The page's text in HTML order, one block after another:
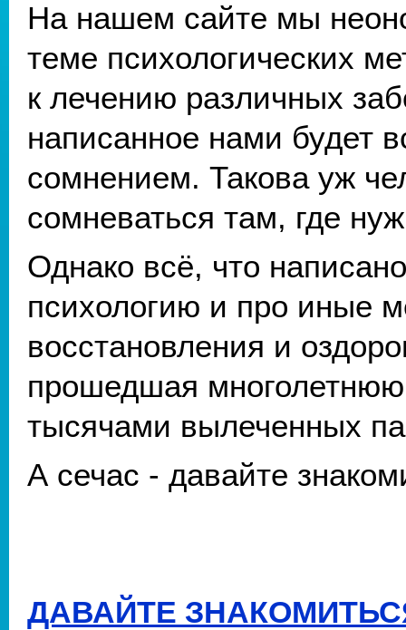
На нашем сайте мы
теме психологических
к лечению различных
написанное нами будет
сомнением. Такова уж
сомневаться там, где
Однако всё, что
психологию и про иные
восстановления и
прошедшая многолетнюю
тысячами вылеченных
А сечас - давайте
ДАВАЙТЕ